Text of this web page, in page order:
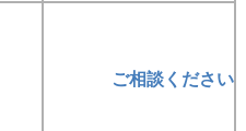
ご相談ください